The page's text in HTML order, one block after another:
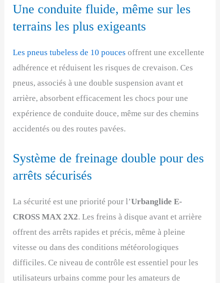
Une conduite fluide, même sur les
terrains les plus exigeants
Les pneus tubeless de 10 poucesoffrent une excellente
adhérence et réduisent les risques de crevaison. Ces
pneus, associés à une double suspension avant et
arrière, absorbent efficacement les chocs pour une
expérience de conduite douce, même sur des chemins
accidentés ou des routes pavées.
Système de freinage double pour des
arrêts sécurisés
La sécurité est une priorité pour l’Urbanglide E-
CROSS MAX 2X2. Les freins à disque avant et arrière
offrent des arrêts rapides et précis, même à pleine
vitesse ou dans des conditions météorologiques
difficiles. Ce niveau de contrôle est essentiel pour les
utilisateurs urbains comme pour les amateurs de